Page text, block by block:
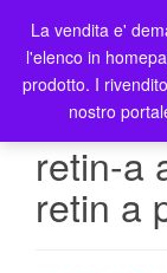
retin-a
retin a
La vendita e'
l'elenco in
prodotto. I
nostro